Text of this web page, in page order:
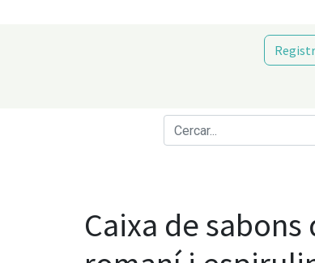
Caixa de sabons